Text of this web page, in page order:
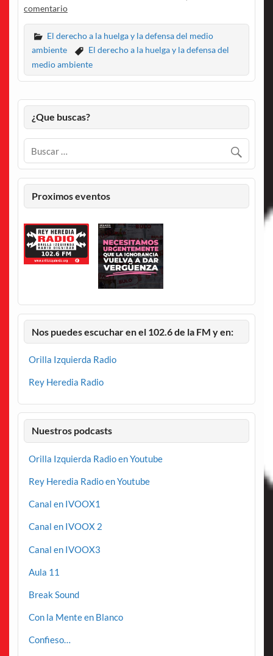
comentario
El derecho a la huelga y la defensa del medio
ambiente
El derecho a la huelga y la defensa del
medio ambiente
¿Que buscas?
Proximos eventos
Nos puedes escuchar en el 102.6 de la FM y en:
Orilla Izquierda Radio
Rey Heredia Radio
Nuestros podcasts
Orilla Izquierda Radio en Youtube
Rey Heredia Radio en Youtube
Canal en IVOOX1
Canal en IVOOX 2
Canal en IVOOX3
Aula 11
Break Sound
Con la Mente en Blanco
Confieso…